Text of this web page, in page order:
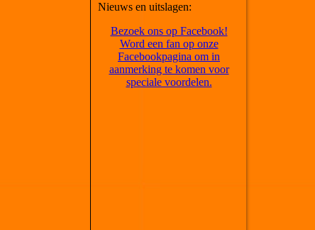
Nieuws en uitslagen:
Bezoek ons op Facebook!
Word een fan op onze
Facebookpagina om in
aanmerking te komen voor
speciale voordelen.